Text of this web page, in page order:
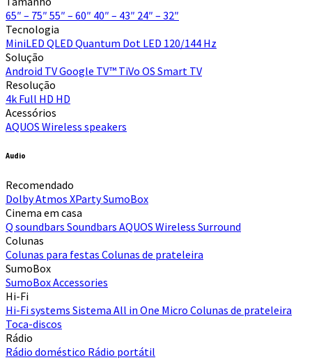
65″ – 75″ 55″ – 60″ 40″ – 43″ 24″ – 32″
Tecnologia
MiniLED QLED Quantum Dot LED 120/144 Hz
Solução
Android TVGoogle TV™ TiVo OS Smart TV
Resolução
4k Full HD HD
Acessórios
AQUOS Wireless speakers
Audio
Recomendado
Dolby Atmos XPartySumoBox
Cinema em casa
Q soundbars Soundbars AQUOS Wireless Surround
Colunas
Colunas para festas Colunas de prateleira
SumoBox
SumoBoxAccessories
Hi-Fi​
Hi-Fi systems Sistema All in One Micro Colunas de prateleira
Toca-discos
Rádio
Rádio doméstico Rádio portátil